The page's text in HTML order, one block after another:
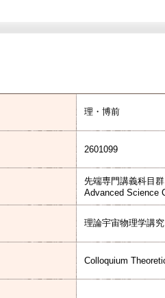
理・博前
2601099
先端専門講義科目
Advanced Science
理論宇宙物理学講
Colloquium